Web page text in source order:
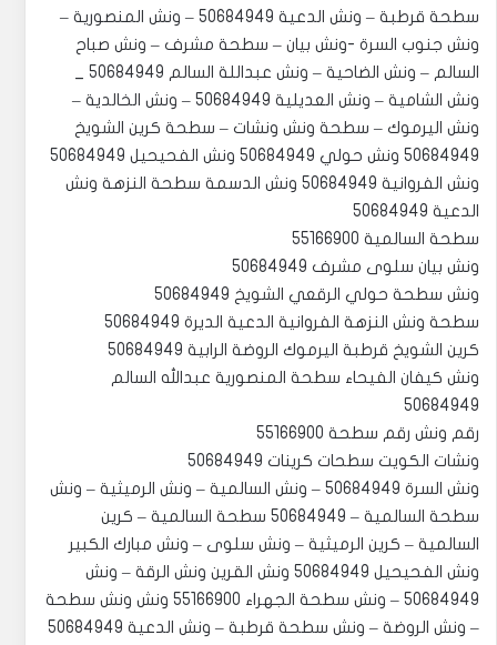
سطحة قرطبة – ونش الدعية 50684949 – ونش المنصورية –
ونش جنوب السرة -ونش بيان – سطحة مشرف – ونش صباح
ونش الشامية – ونش العديلية 50684949 – ونش الخالدية –
ونش اليرموك – سطحة ونش ونشات – سطحة كرين الشويخ
50684949 ونش حولي 50684949 ونش الفحيحيل 50684949
ونش الفروانية 50684949 ونش الدسمة سطحة النزهة ونش
الدعية 50684949
سطحة السالمية 55166900
‏‎ونش كيفان الفيحاء سطحة المنصورية عبدالله السالم
50684949
رقم ونش رقم سطحة 55166900
‏‎ونش السرة 50684949 – ونش السالمية – ونش الرميثية – ونش
سطحة السالمية – 50684949 سطحة السالمية – كرين
السالمية – كرين الرميثية – ونش سلوى – ونش مبارك الكبير
ونش الفحيحيل 50684949 ونش القرين ونش الرقة – ونش
50684949 – ونش سطحة الجهراء 55166900 ونش ونش سطحة
– ونش الروضة – ونش سطحة قرطبة – ونش الدعية 50684949